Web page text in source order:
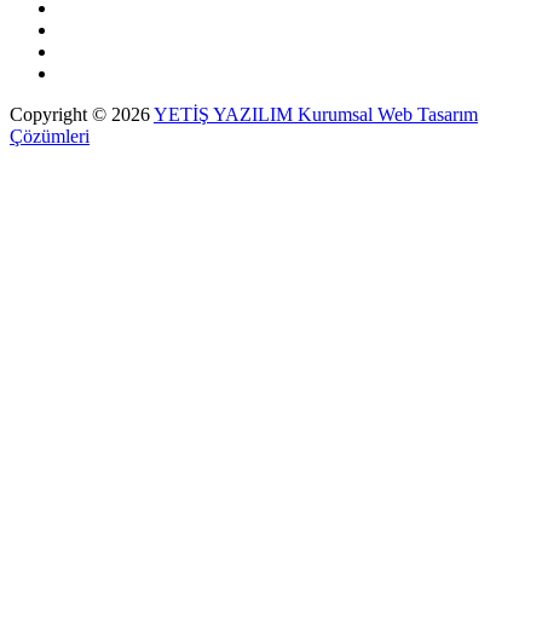
Copyright © 2026YETİŞ YAZILIM Kurumsal Web Tasarım
Çözümleri